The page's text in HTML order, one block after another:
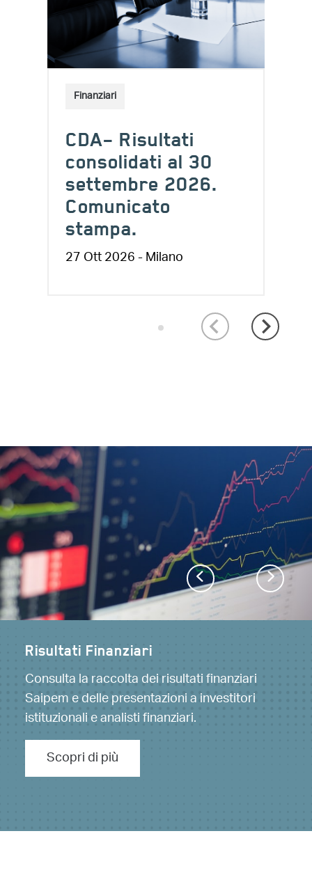
Finanziari
CDA– Risultati
consolidati al 30
settembre 2026.
Comunicato
stampa.
27 Ott 2026 - Milano
Risultati Finanziari
Consulta la raccolta dei risultati finanziari
Saipem e delle presentazioni a investitori
istituzionali e analisti finanziari.
Scopri di più
Previous Next